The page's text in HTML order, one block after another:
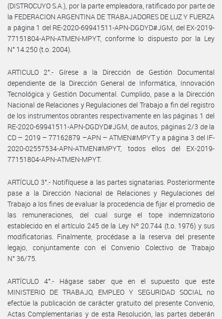
(DISTROCUYO S.A.), por la parte empleadora, ratificado por parte de
la FEDERACION ARGENTINA DE TRABAJADORES DE LUZ Y FUERZA
a página 1 del RE-2020-69941511-APN-DGDYD#JGM, del EX-2019-
77151804-APN-ATMEN-MPYT, conforme lo dispuesto por la Ley
N° 14.250 (t.o. 2004).
ARTICULO 2°.- Gírese a la Dirección de Gestión Documental
dependiente de la Dirección General de Informática, Innovación
Tecnológica y Gestión Documental. Cumplido, pase a la Dirección
Nacional de Relaciones y Regulaciones del Trabajo a fin del registro
de los instrumentos obrantes respectivamente en las páginas 1 del
RE-2020-69941511-APN-DGDYD#JGM, de autos, páginas 2/3 de la
CD – 2019 – 77162879 –APN – ATMEN#MPYT y a página 3 del IF-
2020-02557534-APN-ATMEN#MPYT, todos ellos del EX-2019-
77151804-APN-ATMEN-MPYT.
ARTÍCULO 3°.- Notifíquese a las partes signatarias. Posteriormente
pase a la Dirección Nacional de Relaciones y Regulaciones del
Trabajo a los fines de evaluar la procedencia de fijar el promedio de
las remuneraciones, del cual surge el tope indemnizatorio
establecido en el artículo 245 de la Ley Nº 20.744 (t.o. 1976) y sus
modificatorias. Finalmente, procédase a la reserva del presente
legajo, conjuntamente con el Convenio Colectivo de Trabajo
N° 36/75.
ARTÍCULO 4°.- Hágase saber que en el supuesto que este
MINISTERIO DE TRABAJO, EMPLEO Y SEGURIDAD SOCIAL no
efectúe la publicación de carácter gratuito del presente Convenio,
Actas Complementarias y de esta Resolución, las partes deberán